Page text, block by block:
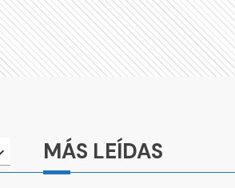
MÁS LEÍDAS